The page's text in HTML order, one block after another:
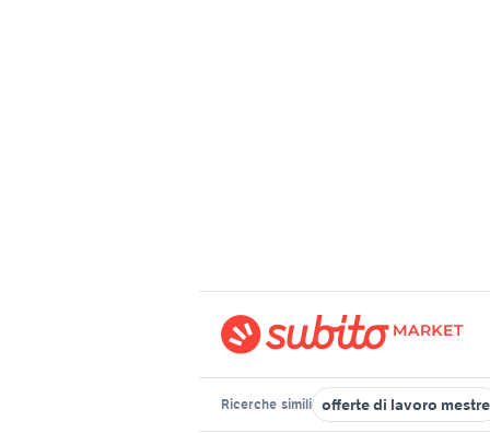
Ricerche simili offerte di lavoro mestre